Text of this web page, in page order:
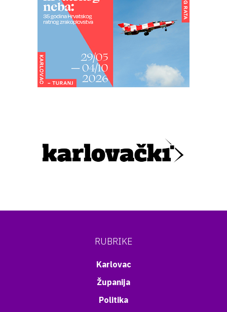
RUBRIKE
Karlovac
Županija
Politika